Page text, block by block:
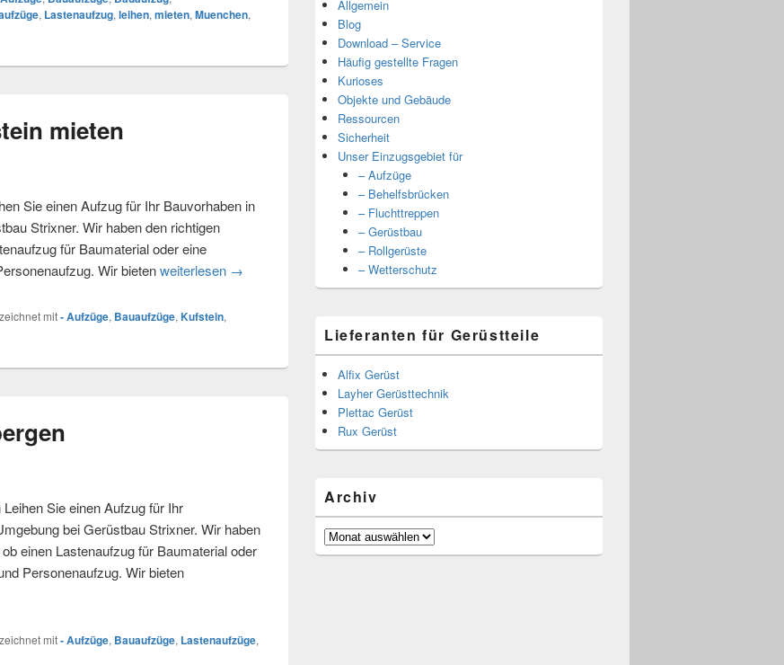
, Lastenaufzug, leihen, mieten, Muenchen,
mieten
Sie einen Aufzug für Ihr Bauvorhaben in
Strixner. Wir haben den richtigen
für Baumaterial oder eine
Wir bietenweiterlesen Bauaufzüge in Kufstein mieten
→
mit- Aufzüge, Bauaufzüge, Kufstein,
Sie einen Aufzug für Ihr
bei Gerüstbau Strixner. Wir haben
einen Lastenaufzug für Baumaterial oder
Personenaufzug. Wir bieten
mit- Aufzüge, Bauaufzüge, Lastenaufzüge,
Allgemein
Blog
Download – Service
Häufig gestellte Fragen
Kurioses
Objekte und Gebäude
Ressourcen
Sicherheit
Unser Einzugsgebiet für
– Aufzüge
– Behelfsbrücken
– Fluchttreppen
– Gerüstbau
– Rollgerüste
– Wetterschutz
Lieferanten für Gerüstteile
Alfix Gerüst
Layher Gerüsttechnik
Plettac Gerüst
Rux Gerüst
Archiv
Archiv